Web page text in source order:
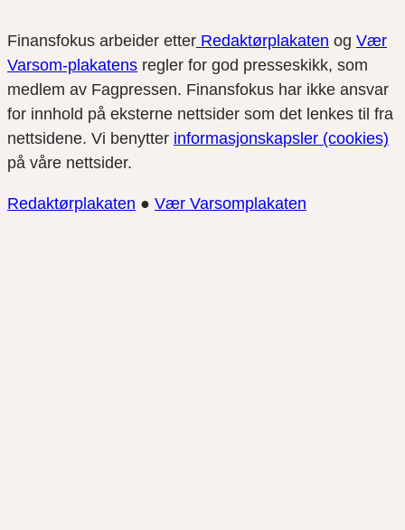
Finansfokus arbeider etter Redaktørplakaten og Vær
Varsom-plakatens regler for god presseskikk, som
medlem av Fagpressen. Finansfokus har ikke ansvar
for innhold på eksterne nettsider som det lenkes til fra
nettsidene. Vi benytter informasjonskapsler (cookies)
på våre nettsider.
Redaktørplakaten ● Vær Varsomplakaten